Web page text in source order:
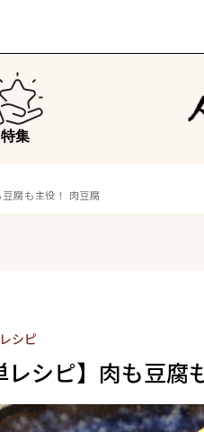
特集
豆腐も主役！ 肉豆腐
シピ
レシピ】肉も豆